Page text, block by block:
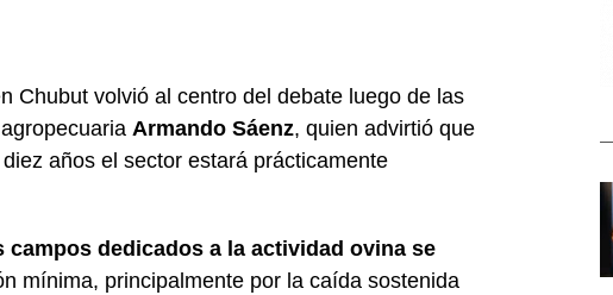
Chubut volvió al centro del debate luego de las
Armando Sáenz, quien advirtió que
años el sector estará prácticamente
campos dedicados a la actividad ovina se
mínima, principalmente por la caída sostenida